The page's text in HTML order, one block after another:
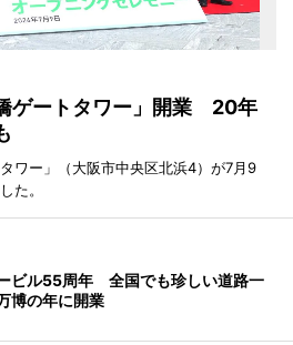
ゲートタワー」開業 20年
ワー」（大阪市中央区北浜4）が7月9
た。
ビル55周年 全国でも珍しい道路一
博の年に開業